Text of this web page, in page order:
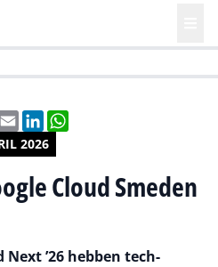
2026
EmailLinkedIn
Cloud Smeden
’26 hebben tech-